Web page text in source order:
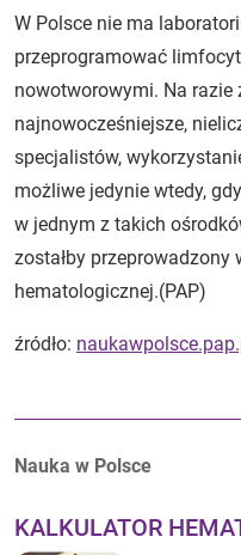
W Polsce nie ma
przeprogramować
nowotworowymi. Na
najnowocześniejsze,
specjalistów,
możliwe jedynie wtedy,
w jednym z takich
zostałby przeprowadzony
hematologicznej.(PAP)
źródło:
Autorzy:
Nauka w Polsce
KALKULATOR